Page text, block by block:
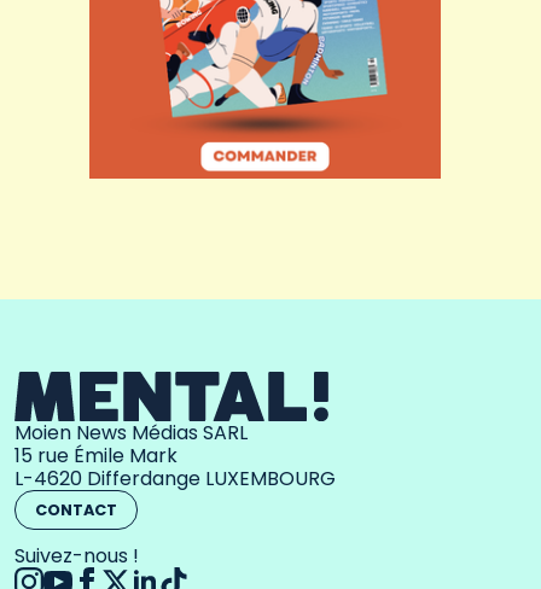
Moien News Médias SARL
15 rue Émile Mark
L-4620 Differdange LUXEMBOURG
CONTACT
Suivez-nous !